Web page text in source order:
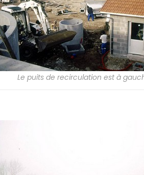
Le puits de recirculation est à